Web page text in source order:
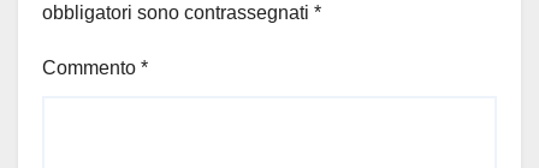
obbligatori sono contrassegnati *
Commento *